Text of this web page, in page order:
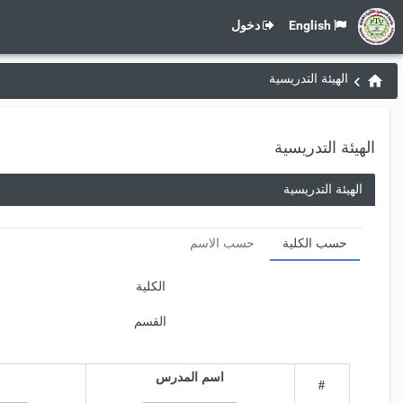
دخول
الهيئة التدريسية
الهيئة التدريسية
الهيئة التدريسية
حسب الكلية حسب الاسم
الكلية
القسم
#
اسم المدرس